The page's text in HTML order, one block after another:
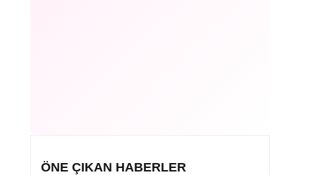
ÖNE ÇIKAN HABERLER